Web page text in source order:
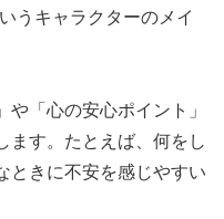
うキャラクターのメイ
「心の安心ポイント」
ます。たとえば、何をし
ときに不安を感じやすい